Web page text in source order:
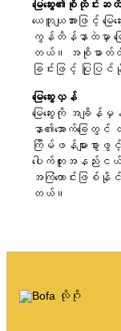
အမှိုက်စည်းမျဉ်းမျ
မိမိဘာသာပြုလုပ်
မိမိဘာသာပြုလု
ငါ့အမှိုက်
အမှိုက်ပေါ်တယ်။
မြေဆွေး၏စိုထိုင်းဆ
ယေဘူယျအားဖြင့် မြ
ကွန်တိန်နာထဲမှာ မြေဆွ
တယ်။ အစိုဓာတ်ထိန်းညှိ
ခြင်းဖြင့် ပြုပ
မြေဆွေးလှန်
မြေဆွေးကို အခ
နာ၏အောက်ခြေ
ကြိမ်ဖန်များစွာဖွင့်
ပေါက်တူးအနည်
အကြံကောင်းဖြစ်
တယ်။